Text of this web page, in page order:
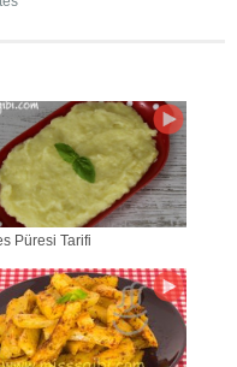
Püresi Tarifi